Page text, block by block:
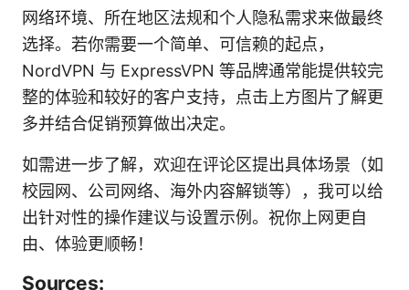
网络环境、所在地区法规和个人隐私需求来做最终
选择。若你需要一个简单、可信赖的起点，
NordVPN 与 ExpressVPN 等品牌通常能提供较完
整的体验和较好的客户支持，点击上方图片了解更
多并结合促销预算做出决定。
如需进一步了解，欢迎在评论区提出具体场景（如
校园网、公司网络、海外内容解锁等），我可以给
出针对性的操作建议与设置示例。祝你上网更自
由、体验更顺畅！
Sources: